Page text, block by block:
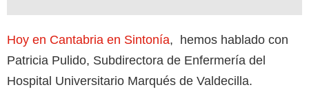
Hoy en Cantabria en Sintonía, hemos hablado con
Patricia Pulido, Subdirectora de Enfermería del
Hospital Universitario Marqués de Valdecilla.